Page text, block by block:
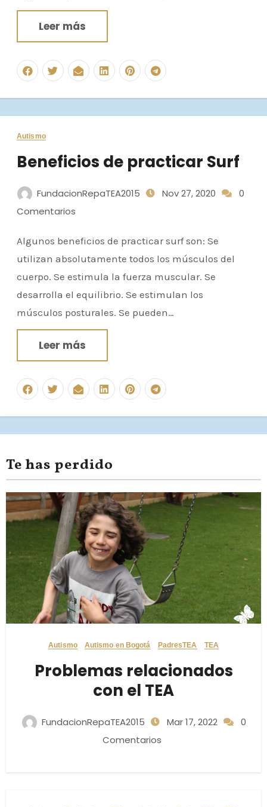
Leer más
Autismo
Beneficios de practicar Surf
FundacionRepaTEA2015 Nov 27, 2020
0
Comentarios
Algunos beneficios de practicar surf son: Se
utilizan absolutamente todos los músculos del
cuerpo. Se estimula la fuerza muscular. Se
desarrolla el equilibrio. Se estimulan los
músculos posturales. Se pueden…
Leer más
Te has perdido
Autismo Autismo en Bogotá PadresTEA TEA
Problemas relacionados
con el TEA
FundacionRepaTEA2015 Mar 17, 2022
0
Comentarios